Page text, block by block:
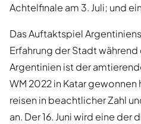
Achtelfinale am 3. Juli; und
Das Auftaktspiel
Erfahrung der Stadt
Argentinien ist der
WM 2022 in Katar gewonnen
reisen in beachtlicher Zahl
an. Der 16. Juni wird eine der